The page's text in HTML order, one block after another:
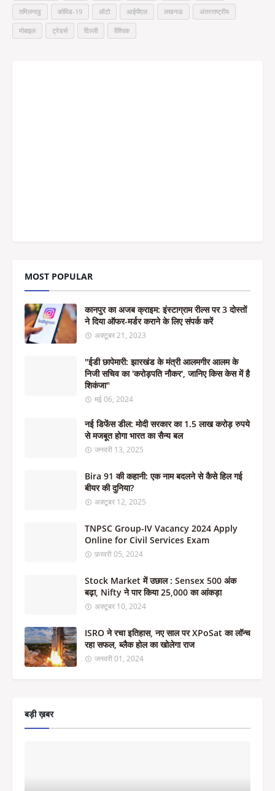
तमिलनाडु कोविड-19 ऑटो आईपीएल लखनऊ अंतरराष्ट्रीय
मोबाइल ट्रेडर्स दिल्ली वैश्विक
MOST POPULAR
कानपुर का अजब क्राइम: इंस्टाग्राम रील्स पर 3 दोस्तों
ने दिया ऑफर-मर्डर कराने के लिए संपर्क करें
अक्टूबर 21, 2023
"ईडी छापेमारी: झारखंड के मंत्री आलमगीर आलम के
निजी सचिव का 'करोड़पति नौकर', जानिए किस केस में है
शिकंजा"
मई 06, 2024
नई डिफेंस डील: मोदी सरकार का 1.5 लाख करोड़ रुपये
से मजबूत होगा भारत का सैन्य बल
जनवरी 13, 2025
Bira 91 की कहानी: एक नाम बदलने से कैसे हिल गई
बीयर की दुनिया?
अक्टूबर 12, 2025
TNPSC Group-IV Vacancy 2024 Apply
Online for Civil Services Exam
फ़रवरी 05, 2024
Stock Market में उछाल : Sensex 500 अंक
बढ़ा, Nifty ने पार किया 25,000 का आंकड़ा
अक्टूबर 10, 2024
ISRO ने रचा इतिहास, नए साल पर XPoSat का लॉन्च
रहा सफल, ब्लैक होल का खोलेगा राज
जनवरी 01, 2024
बड़ी ख़बर